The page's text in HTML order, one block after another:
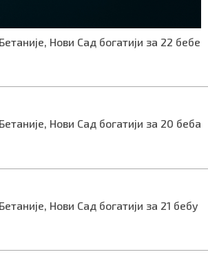
Нови Сад богатији за 22 бебе
Нови Сад богатији за 20 беба
Нови Сад богатији за 21 бебу
ПРЕУЗМИТЕ НАШУ АПЛИКАЦИЈУ